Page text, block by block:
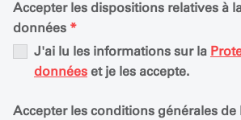
Accepter les dispositions relatives à
données *
J'ai lu les informations sur la
données et je les accepte.
Accepter les conditions générales de